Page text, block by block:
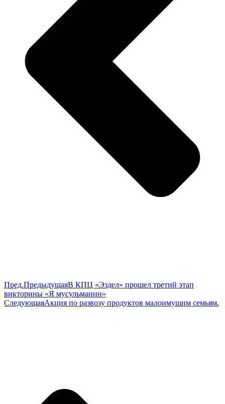
Пред.ПредыдущаяВ КПЦ «Эздел» прошел третий этап
викторины «Я мусульманин»
СледующаяАкция по развозу продуктов малоимущим семьям.